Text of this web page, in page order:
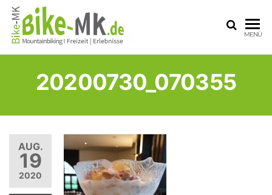
MK
Sauerland
MENÜ
20200730_070355
AUG.
19
2020